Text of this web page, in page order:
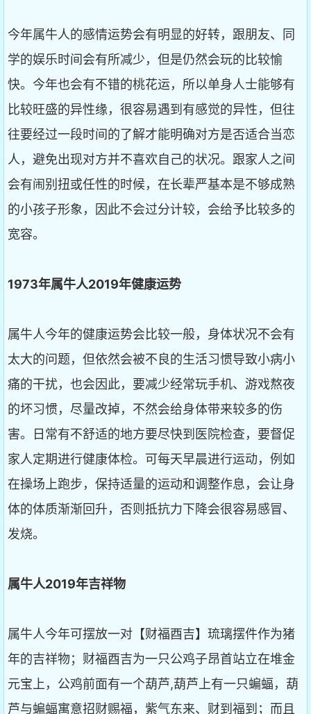
今年属牛人的感情运势会有明显的好转，跟朋友、同
学的娱乐时间会有所减少，但是仍然会玩的比较愉
快。今年也会有不错的桃花运，所以单身人士能够有
比较旺盛的异性缘，很容易遇到有感觉的异性，但往
往要经过一段时间的了解才能明确对方是否适合当恋
人，避免出现对方并不喜欢自己的状况。跟家人之间
会有闹别扭或任性的时候，在长辈严基本是不够成熟
的小孩子形象，因此不会过分计较，会给予比较多的
宽容。
1973年属牛人2019年健康运势
属牛人今年的健康运势会比较一般，身体状况不会有
太大的问题，但依然会被不良的生活习惯导致小病小
痛的干扰，也会因此，要减少经常玩手机、游戏熬夜
的坏习惯，尽量改掉，不然会给身体带来较多的伤
害。日常有不舒适的地方要尽快到医院检查，要督促
家人定期进行健康体检。可每天早晨进行运动，例如
在操场上跑步，保持适量的运动和调整作息，会让身
体的体质渐渐回升，否则抵抗力下降会很容易感冒、
发烧。
属牛人2019年吉祥物
属牛人今年可摆放一对【财福酉吉】琉璃摆件作为猪
年的吉祥物；财福酉吉为一只公鸡子昂首站立在堆金
元宝上，公鸡前面有一个葫芦,葫芦上有一只蝙蝠，葫
芦与蝙蝠寓意招财赐福，紫气东来、财到福到；而且